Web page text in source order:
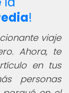
!
viaje
Ahora, te
en tus
personas